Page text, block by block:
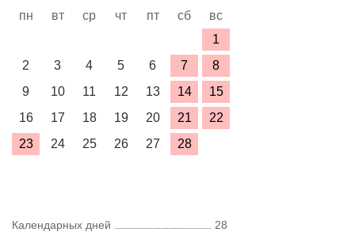
пн вт ср чт пт сб
вс
1
2
3 4 5 6 7
8
9
10 11 12 13 14
15
16
17 18 19 20 21
22
23
24 25 26 27 28
Календарных дней
28